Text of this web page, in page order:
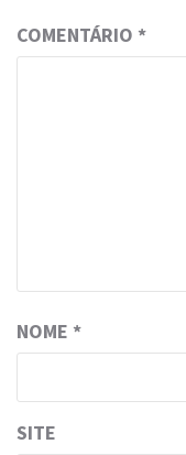
COMENTÁRIO *
NOME *
SITE